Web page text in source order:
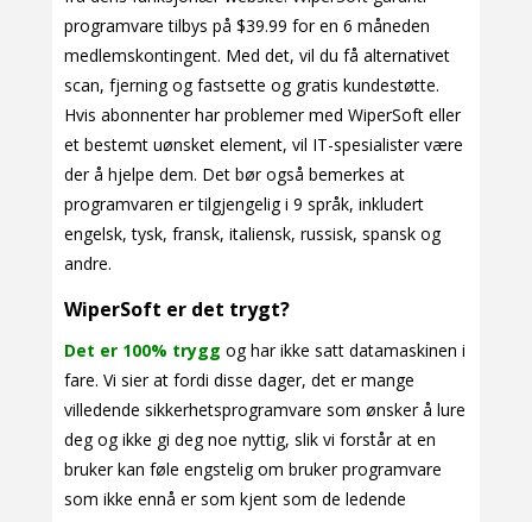
programvare tilbys på $39.99 for en 6 måneden
medlemskontingent. Med det, vil du få alternativet
scan, fjerning og fastsette og gratis kundestøtte.
Hvis abonnenter har problemer med WiperSoft eller
et bestemt uønsket element, vil IT-spesialister være
der å hjelpe dem. Det bør også bemerkes at
programvaren er tilgjengelig i 9 språk, inkludert
engelsk, tysk, fransk, italiensk, russisk, spansk og
andre.
WiperSoft er det trygt?
Det er 100% trygg og har ikke satt datamaskinen i
fare. Vi sier at fordi disse dager, det er mange
villedende sikkerhetsprogramvare som ønsker å lure
deg og ikke gi deg noe nyttig, slik vi forstår at en
bruker kan føle engstelig om bruker programvare
som ikke ennå er som kjent som de ledende